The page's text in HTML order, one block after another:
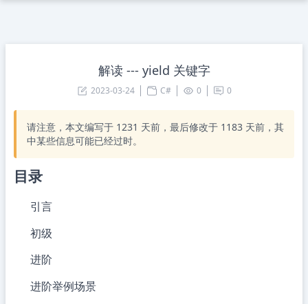
解读 --- yield 关键字
2023-03-24 C# 0 0
请注意，本文编写于 1231 天前，最后修改于 1183 天前，其
中某些信息可能已经过时。
目录
引言
初级
进阶
进阶举例场景